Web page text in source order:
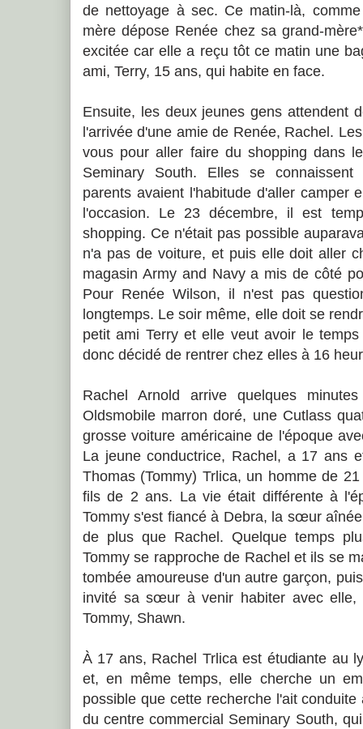
de nettoyage à sec. Ce matin-là,
mère dépose Renée chez sa grand-
excitée car elle a reçu tôt ce matin une
ami, Terry, 15 ans, qui habite en face.
Ensuite, les deux jeunes gens attendent
l'arrivée d'une amie de Renée, Rachel.
vous pour aller faire du shopping dans
Seminary South. Elles se
parents avaient l'habitude d'aller camper
l'occasion. Le 23 décembre, il est
shopping. Ce n'était pas possible
n'a pas de voiture, et puis elle doit aller
magasin Army and Navy a mis de côté
Pour Renée Wilson, il n'est pas
longtemps. Le soir même, elle doit se
petit ami Terry et elle veut avoir le
donc décidé de rentrer chez elles à 16
Rachel Arnold arrive quelques
Oldsmobile marron doré, une Cutlass
grosse voiture américaine de l'époque
La jeune conductrice, Rachel, a 17 ans
Thomas (Tommy) Trlica, un homme de
fils de 2 ans. La vie était différente à
Tommy s'est fiancé à Debra, la sœur
de plus que Rachel. Quelque temps
Tommy se rapproche de Rachel et ils se
tombée amoureuse d'un autre garçon,
invité sa sœur à venir habiter avec elle,
Tommy, Shawn.
À 17 ans, Rachel Trlica est étudiante au
et, en même temps, elle cherche un
possible que cette recherche l'ait
du centre commercial Seminary South,